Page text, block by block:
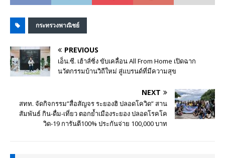
กระทรวงพาณิชย์
PREVIOUS
เอ็น.ซี. เฮ้าส์ซิ่ง ขับเคลื่อน All From Home เปิดฉาก
นวัตกรรมบ้านวิถีใหม่ สู่แบรนด์ที่มีความสุข
NEXT
สทท. จัดกิจกรรม”สื่อสัญจร ระยองฮิ ปลอดโควิด” สาน
สัมพันธ์ กิน-ดื่ม-เที่ยว ตอกย้ำเมืองระยอง ปลอดโรคโค
วิด-19 การันตี100% ประกันจ่าย 100,000 บาท